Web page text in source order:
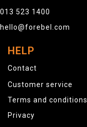
013 523 1400
hello@forebel.com
HELP
Contact
Customer service
Terms and conditions
Privacy